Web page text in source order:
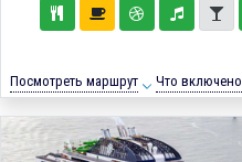
Посмотреть маршрут Что включено